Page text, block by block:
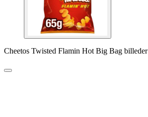
Cheetos Twisted Flamin Hot Big Bag billeder